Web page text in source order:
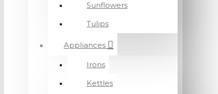
Sunflowers
Tulips
Appliances
Irons
Kettles